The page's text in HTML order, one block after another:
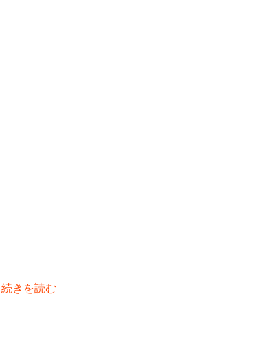
続きを読む